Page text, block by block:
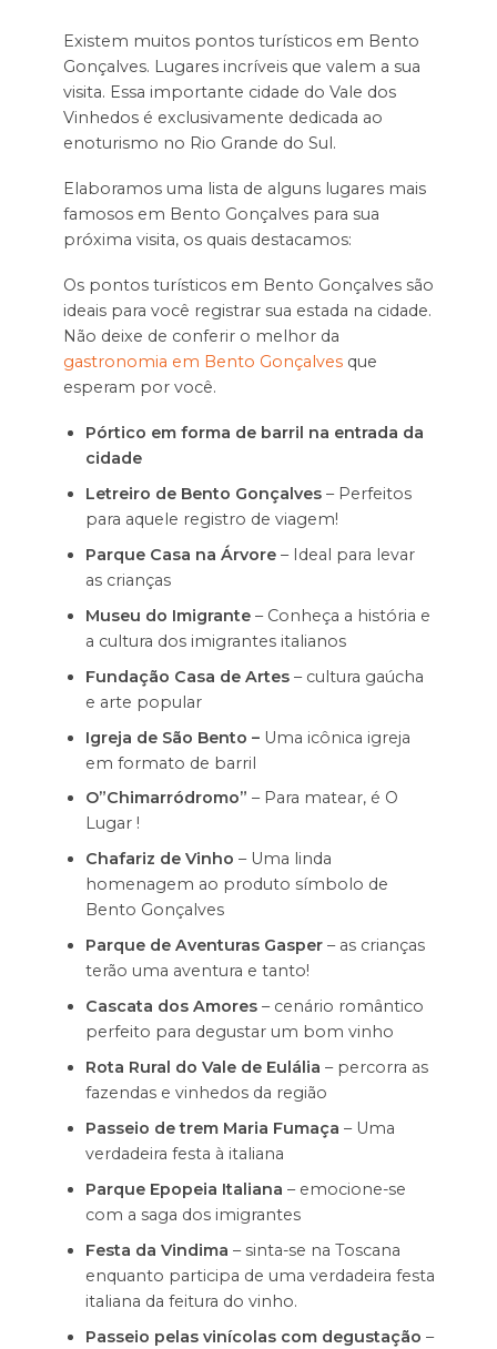
Existem muitos pontos turísticos em Bento
Gonçalves. Lugares incríveis que valem a sua
visita. Essa importante cidade do Vale dos
Vinhedos é exclusivamente dedicada ao
enoturismo no Rio Grande do Sul.
Elaboramos uma lista de alguns lugares mais
famosos em Bento Gonçalves para sua
próxima visita, os quais destacamos:
Os pontos turísticos em Bento Gonçalves são
ideais para você registrar sua estada na cidade.
Não deixe de conferir o melhor da
gastronomia em Bento Gonçalves que
esperam por você.
Pórtico em forma de barril na entrada da
cidade
Letreiro de Bento Gonçalves– Perfeitos
para aquele registro de viagem!
Parque Casa na Árvore– Ideal para levar
as crianças
Museu do Imigrante– Conheça a história e
a cultura dos imigrantes italianos
Fundação Casa de Artes– cultura gaúcha
e arte popular
Igreja de São Bento – Uma icônica igreja
em formato de barril
O”Chimarródromo” – Para matear, é O
Lugar !
Chafariz de Vinho – Uma linda
homenagem ao produto símbolo de
Bento Gonçalves
Parque de Aventuras Gasper– as crianças
terão uma aventura e tanto!
Cascata dos Amores – cenário romântico
perfeito para degustar um bom vinho
Rota Rural do Vale de Eulália – percorra as
fazendas e vinhedos da região
Passeio de trem Maria Fumaça – Uma
verdadeira festa à italiana
Parque Epopeia Italiana – emocione-se
com a saga dos imigrantes
Festa da Vindima – sinta-se na Toscana
enquanto participa de uma verdadeira festa
italiana da feitura do vinho.
Passeio pelas vinícolas com degustação –